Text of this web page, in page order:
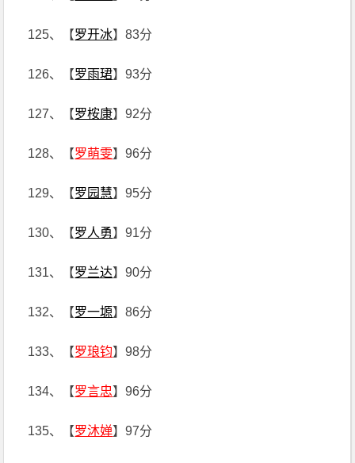
125、【罗开冰】83分
126、【罗雨珺】93分
127、【罗桉康】92分
128、【罗萌雯】96分
129、【罗园慧】95分
130、【罗人勇】91分
131、【罗兰达】90分
132、【罗一塬】86分
133、【罗琅钧】98分
134、【罗言忠】96分
135、【罗沐婵】97分